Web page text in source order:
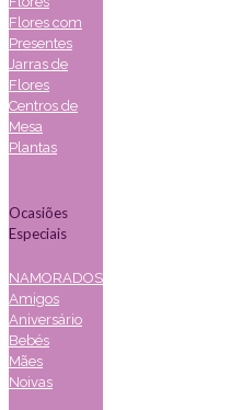
Flores com
Presentes
Jarras de
Flores
Centros de
Mesa
Plantas
Ocasiões
Especiais
NAMORADOS
Amigos
Aniversário
Bebés
Mães
Noivas